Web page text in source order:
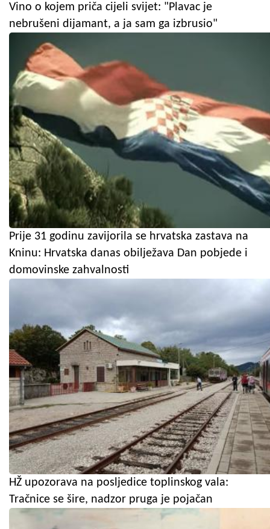
Vino o kojem priča cijeli svijet: "Plavac je
nebrušeni dijamant, a ja sam ga izbrusio"
Prije 31 godinu zavijorila se hrvatska zastava na
Kninu: Hrvatska danas obilježava Dan pobjede i
domovinske zahvalnosti
HŽ upozorava na posljedice toplinskog vala:
Tračnice se šire, nadzor pruga je pojačan